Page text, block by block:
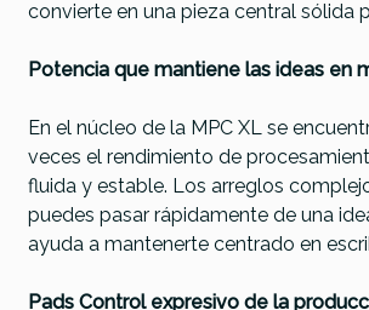
convierte en una pieza central sólida
Potencia que mantiene las ideas en
En el núcleo de la MPC XL se
veces el rendimiento de
fluida y estable. Los arreglos
puedes pasar rápidamente de una
ayuda a mantenerte centrado en
Pads Control expresivo de la